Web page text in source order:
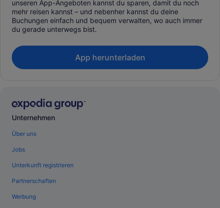
unseren App-Angeboten kannst du sparen, damit du noch
mehr reisen kannst – und nebenher kannst du deine
Buchungen einfach und bequem verwalten, wo auch immer
du gerade unterwegs bist.
App herunterladen
Unternehmen
Über uns
Jobs
Unterkunft registrieren
Partnerschaften
Werbung